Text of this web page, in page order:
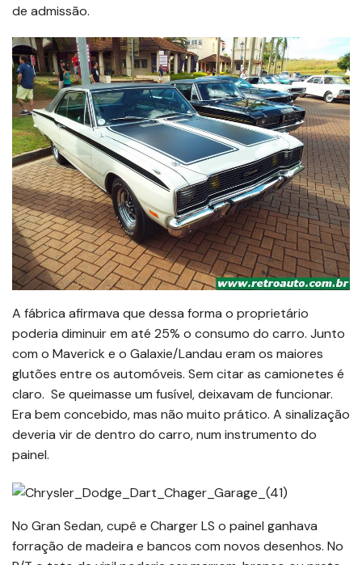
de admissão.
A fábrica afirmava que dessa forma o proprietário
poderia diminuir em até 25% o consumo do carro. Junto
com o Maverick e o Galaxie/Landau eram os maiores
glutões entre os automóveis. Sem citar as camionetes é
claro. Se queimasse um fusível, deixavam de funcionar.
Era bem concebido, mas não muito prático. A sinalização
deveria vir de dentro do carro, num instrumento do
painel.
No Gran Sedan, cupê e Charger LS o painel ganhava
forração de madeira e bancos com novos desenhos. No